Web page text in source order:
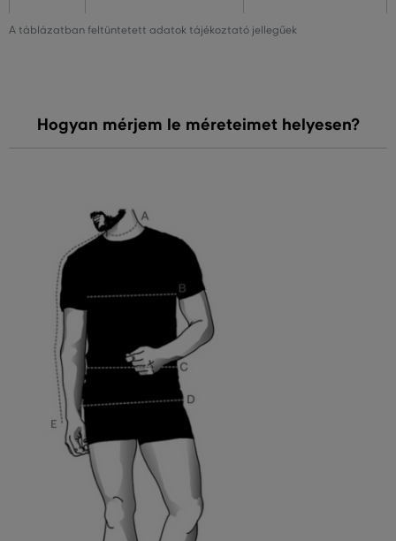
A táblázatban feltüntetett adatok tájékoztató jellegűek
Hogyan mérjem le méreteimet helyesen?